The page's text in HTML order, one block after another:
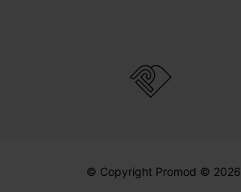
© Copyright Promod © 2026